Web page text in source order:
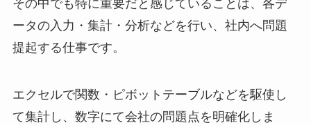
その中でも特に重要だと感じていることは、各デ
ータの入力・集計・分析などを行い、社内へ問題
提起する仕事です。
エクセルで関数・ピボットテーブルなどを駆使し
て集計し、数字にて会社の問題点を明確化しま